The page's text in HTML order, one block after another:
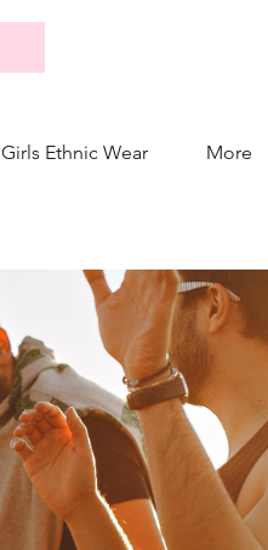
Girls Ethnic Wear More